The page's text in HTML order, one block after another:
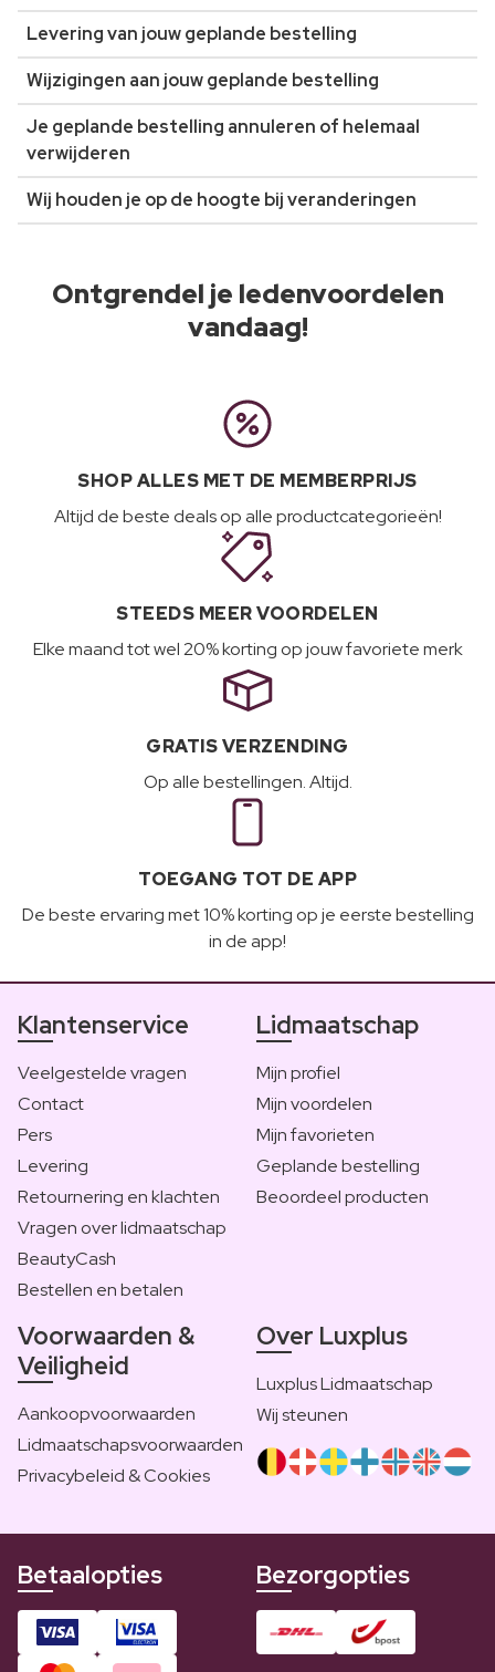
Levering van jouw geplande bestelling
Wijzigingen aan jouw geplande bestelling
Je geplande bestelling annuleren of helemaal
verwijderen
Wij houden je op de hoogte bij veranderingen
Ontgrendel je ledenvoordelen
vandaag!
SHOP ALLES MET DE MEMBERPRIJS
Altijd de beste deals op alle productcategorieën!
STEEDS MEER VOORDELEN
Elke maand tot wel 20% korting op jouw favoriete merk
GRATIS VERZENDING
Op alle bestellingen. Altijd.
TOEGANG TOT DE APP
De beste ervaring met 10% korting op je eerste bestelling
in de app!
Klantenservice
Veelgestelde vragen
Contact
Pers
Levering
Retournering en klachten
Vragen over lidmaatschap
BeautyCash
Bestellen en betalen
Lidmaatschap
Mijn profiel
Mijn voordelen
Mijn favorieten
Geplande bestelling
Beoordeel producten
Voorwaarden &
Veiligheid
Aankoopvoorwaarden
Lidmaatschapsvoorwaarden
Privacybeleid & Cookies
Over Luxplus
Luxplus Lidmaatschap
Wij steunen
Betaalopties Bezorgopties